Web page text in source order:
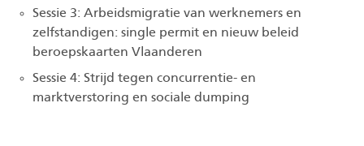
Sessie 3: Arbeidsmigratie van werknemers en
zelfstandigen: single permit en nieuw beleid
beroepskaarten Vlaanderen
Sessie 4: Strijd tegen concurrentie- en
marktverstoring en sociale dumping